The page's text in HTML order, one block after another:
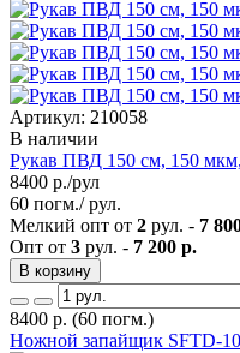
Артикул: 210058
В наличии
Рукав ПВД 150 см, 150
8400 р./рул
60 погм./ рул.
Мелкий опт от 2 рул. - 7
Опт от 3 рул. - 7 200 р.
В корзину
8400 р. (60 погм.)
Ножной запайщик SFTD-